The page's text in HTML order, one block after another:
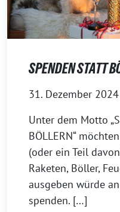
SPENDEN STATT
31. Dezember 2024
Unter dem Motto
BÖLLERN“
(oder ein Teil
Raketen, Böller,
ausgeben würde
spenden. […]